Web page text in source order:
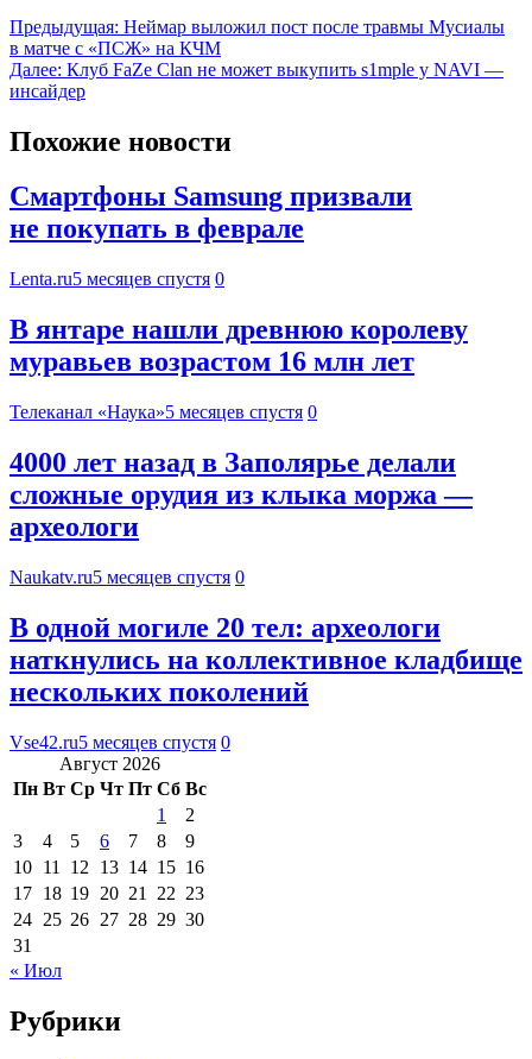
Предыдущая: Неймар выложил пост после травмы Мусиалы
в матче с «ПСЖ» на КЧМ
Далее: Клуб FaZe Clan не может выкупить s1mple у NAVI —
инсайдер
Похожие новости
Смартфоны Samsung призвали
не покупать в феврале
Lenta.ru5 месяцев спустя 0
В янтаре нашли древнюю королеву
муравьев возрастом 16 млн лет
Телеканал «Наука»5 месяцев спустя 0
4000 лет назад в Заполярье делали
сложные орудия из клыка моржа —
археологи
Naukatv.ru5 месяцев спустя 0
В одной могиле 20 тел: археологи
наткнулись на коллективное кладбище
нескольких поколений
Vse42.ru5 месяцев спустя 0
Август 2026
Пн Вт Ср Чт Пт Сб Вс
1
2
3
4 5 6 7 8
9
10 11 12 13 14 15 16
17 18 19 20 21 22 23
24 25 26 27 28 29 30
31
« Июл
Рубрики